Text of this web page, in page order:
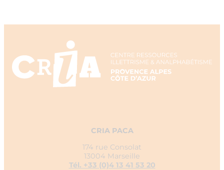
CRIA PACA
174 rue Consolat
13004 Marseille
Tél. +33 (0)4 13 41 53 20